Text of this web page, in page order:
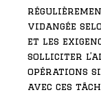
vidangée
et les
solliciter
opérations si
avec ces